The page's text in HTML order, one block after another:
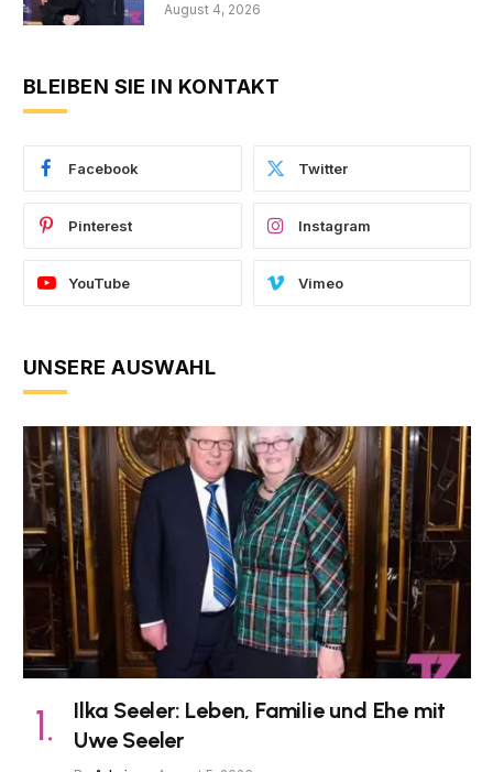
August 4, 2026
BLEIBEN SIE IN KONTAKT
Facebook Twitter
Pinterest Instagram
YouTube Vimeo
UNSERE AUSWAHL
Ilka Seeler: Leben, Familie und Ehe mit
Uwe Seeler